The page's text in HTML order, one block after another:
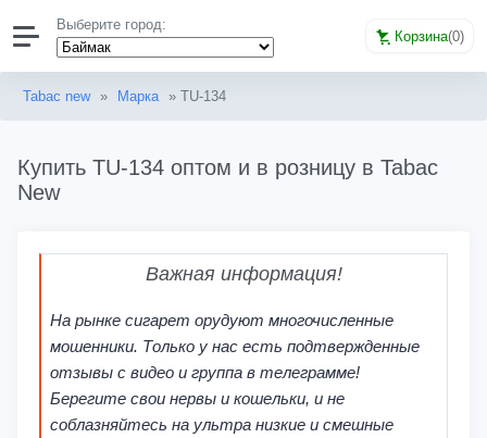
Выберите город:
Корзина(0)
Tabac new » Марка » TU-134
Купить TU-134 оптом и в розницу в Tabac
New
Важная информация!
На рынке сигарет орудуют многочисленные
мошенники. Только у нас есть подтвержденные
отзывы с видео и группа в телеграмме!
Берегите свои нервы и кошельки, и не
соблазняйтесь на ультра низкие и смешные